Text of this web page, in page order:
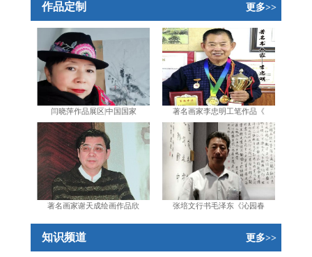
作品定制 更多>>
闫晓萍作品展区|中国国家 著名画家李忠明工笔作品《
著名画家谢天成绘画作品欣 张培文行书毛泽东《沁园春
知识频道 更多>>